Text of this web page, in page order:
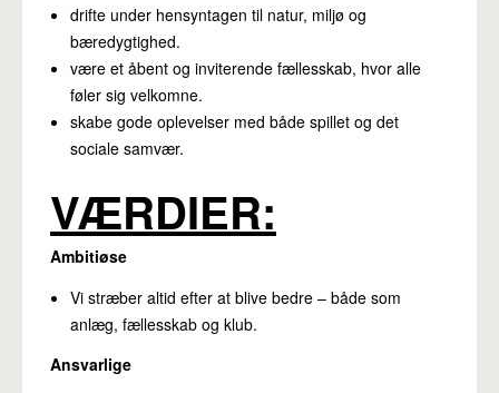
drifte under hensyntagen til natur, miljø og
bæredygtighed.
være et åbent og inviterende fællesskab, hvor alle
føler sig velkomne.
skabe gode oplevelser med både spillet og det
sociale samvær.
VÆRDIER:
Ambitiøse
Vi stræber altid efter at blive bedre – både som
anlæg, fællesskab og klub.
Ansvarlige